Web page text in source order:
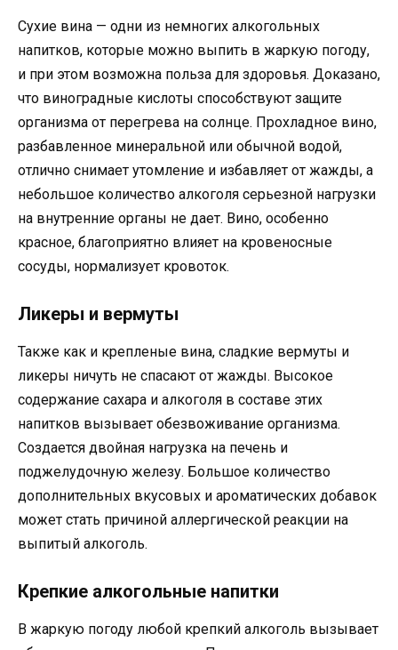
Сухие вина — одни из немногих алкогольных
напитков, которые можно выпить в жаркую погоду,
и при этом возможна польза для здоровья. Доказано,
что виноградные кислоты способствуют защите
организма от перегрева на солнце. Прохладное вино,
разбавленное минеральной или обычной водой,
отлично снимает утомление и избавляет от жажды, а
небольшое количество алкоголя серьезной нагрузки
на внутренние органы не дает. Вино, особенно
красное, благоприятно влияет на кровеносные
сосуды, нормализует кровоток.
Ликеры и вермуты
Также как и крепленые вина, сладкие вермуты и
ликеры ничуть не спасают от жажды. Высокое
содержание сахара и алкоголя в составе этих
напитков вызывает обезвоживание организма.
Создается двойная нагрузка на печень и
поджелудочную железу. Большое количество
дополнительных вкусовых и ароматических добавок
может стать причиной аллергической реакции на
выпитый алкоголь.
Крепкие алкогольные напитки
В жаркую погоду любой крепкий алкоголь вызывает